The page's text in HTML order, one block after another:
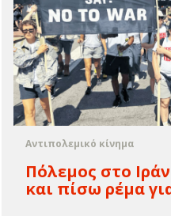
Αντιπολεμικό κίνημα
Πόλεμος στο
και πίσω ρέμα